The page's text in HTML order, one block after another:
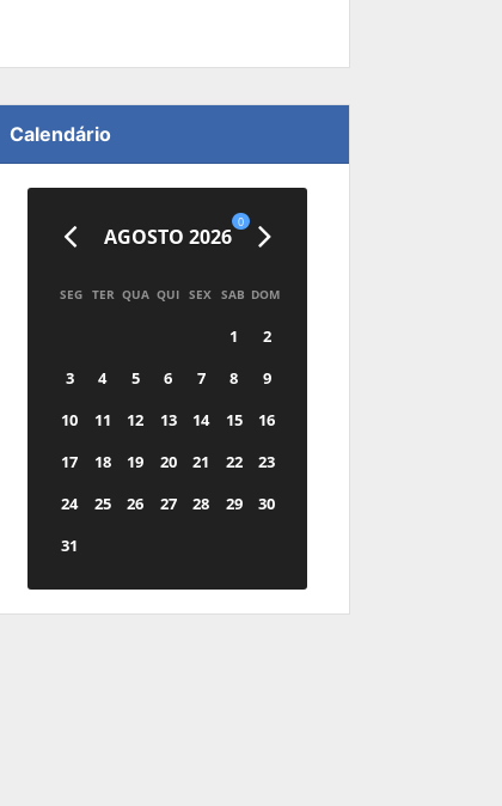
Calendário
AGOSTO 2026
0
SEG TER QUA QUI SEX SAB DOM
1
2
3
4 5 6 7 8
9
10
11 12 13 14 15
16
17
18 19 20 21 22
23
24
25 26 27 28 29
30
31